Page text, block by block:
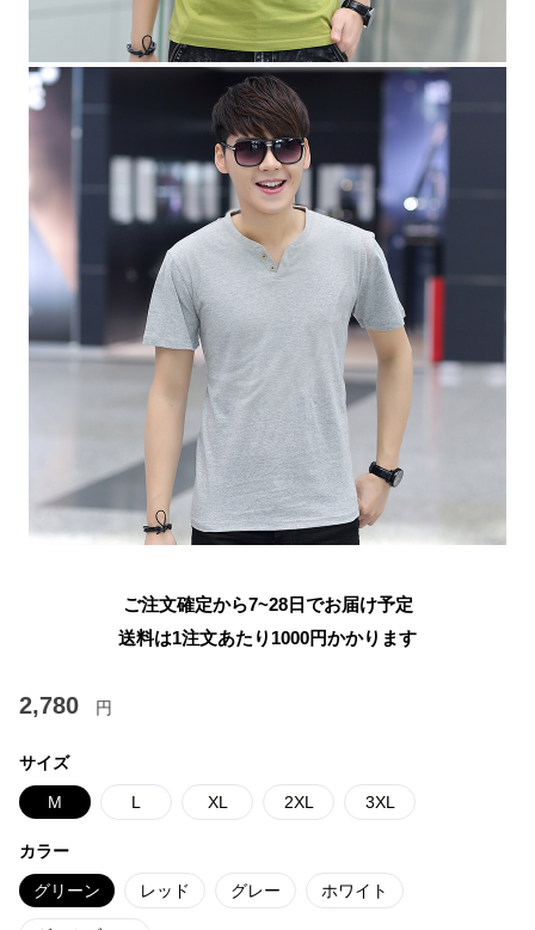
ご注文確定から7~28日でお届け予定
送料は1注文あたり 1000円かかります
2,780 円
サイズ
M L XL 2XL 3XL
カラー
グリーン レッド グレー ホワイト